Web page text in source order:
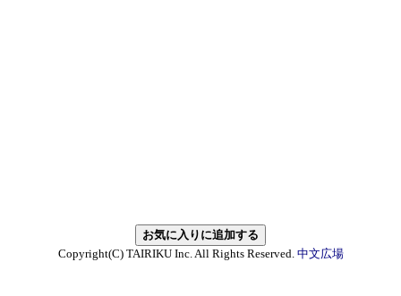
Copyright(C) TAIRIKU Inc. All Rights Reserved. 中文広場